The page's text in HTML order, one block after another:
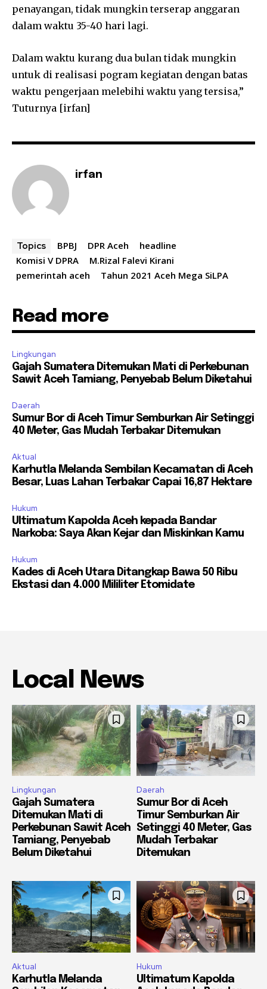
penayangan, tidak mungkin terserap anggaran
dalam waktu 35-40 hari lagi.
Dalam waktu kurang dua bulan tidak mungkin
untuk di realisasi pogram kegiatan dengan batas
waktu pengerjaan melebihi waktu yang tersisa,”
Tuturnya [irfan]
irfan
Topics BPBJ DPR Aceh
headline
Komisi V DPRA
M.Rizal Falevi Kirani
pemerintah aceh
Tahun 2021 Aceh Mega SiLPA
Read more
Lingkungan
Gajah Sumatera Ditemukan Mati di Perkebunan
Sawit Aceh Tamiang, Penyebab Belum Diketahui
Daerah
Sumur Bor di Aceh Timur Semburkan Air Setinggi
40 Meter, Gas Mudah Terbakar Ditemukan
Aktual
Karhutla Melanda Sembilan Kecamatan di Aceh
Besar, Luas Lahan Terbakar Capai 16,87 Hektare
Hukum
Ultimatum Kapolda Aceh kepada Bandar
Narkoba: Saya Akan Kejar dan Miskinkan Kamu
Hukum
Kades di Aceh Utara Ditangkap Bawa 50 Ribu
Ekstasi dan 4.000 Mililiter Etomidate
Local News
Lingkungan
Gajah Sumatera
Ditemukan Mati di
Perkebunan Sawit Aceh
Tamiang, Penyebab
Belum Diketahui
Daerah
Sumur Bor di Aceh
Timur Semburkan Air
Setinggi 40 Meter, Gas
Mudah Terbakar
Ditemukan
Aktual
Karhutla Melanda
Hukum
Ultimatum Kapolda